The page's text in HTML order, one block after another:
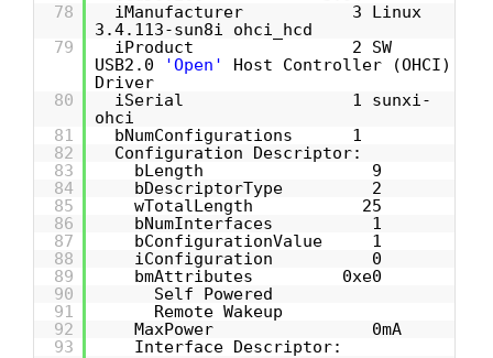
78
iManufacturer 3 Linux
3.4.113-sun8i ohci_hcd
79
iProduct 2 SW
USB2.0
'Open'
Host Controller (OHCI)
Driver
80
iSerial 1 sunxi-
ohci
81
bNumConfigurations 1
82
Configuration Descriptor:
83
bLength 9
84
bDescriptorType 2
85
wTotalLength 25
86
bNumInterfaces 1
87
bConfigurationValue 1
88
iConfiguration 0
89
bmAttributes 0xe0
90
Self Powered
91
Remote Wakeup
92
MaxPower 0mA
93
Interface Descriptor: